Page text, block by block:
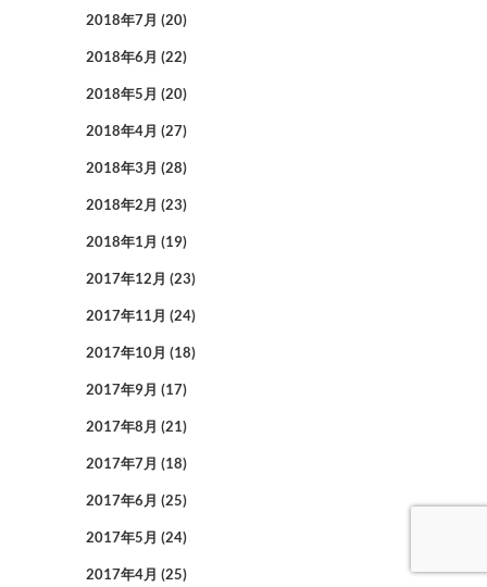
2018年7月 (20)
2018年6月 (22)
2018年5月 (20)
2018年4月 (27)
2018年3月 (28)
2018年2月 (23)
2018年1月 (19)
2017年12月 (23)
2017年11月 (24)
2017年10月 (18)
2017年9月 (17)
2017年8月 (21)
2017年7月 (18)
2017年6月 (25)
2017年5月 (24)
2017年4月 (25)